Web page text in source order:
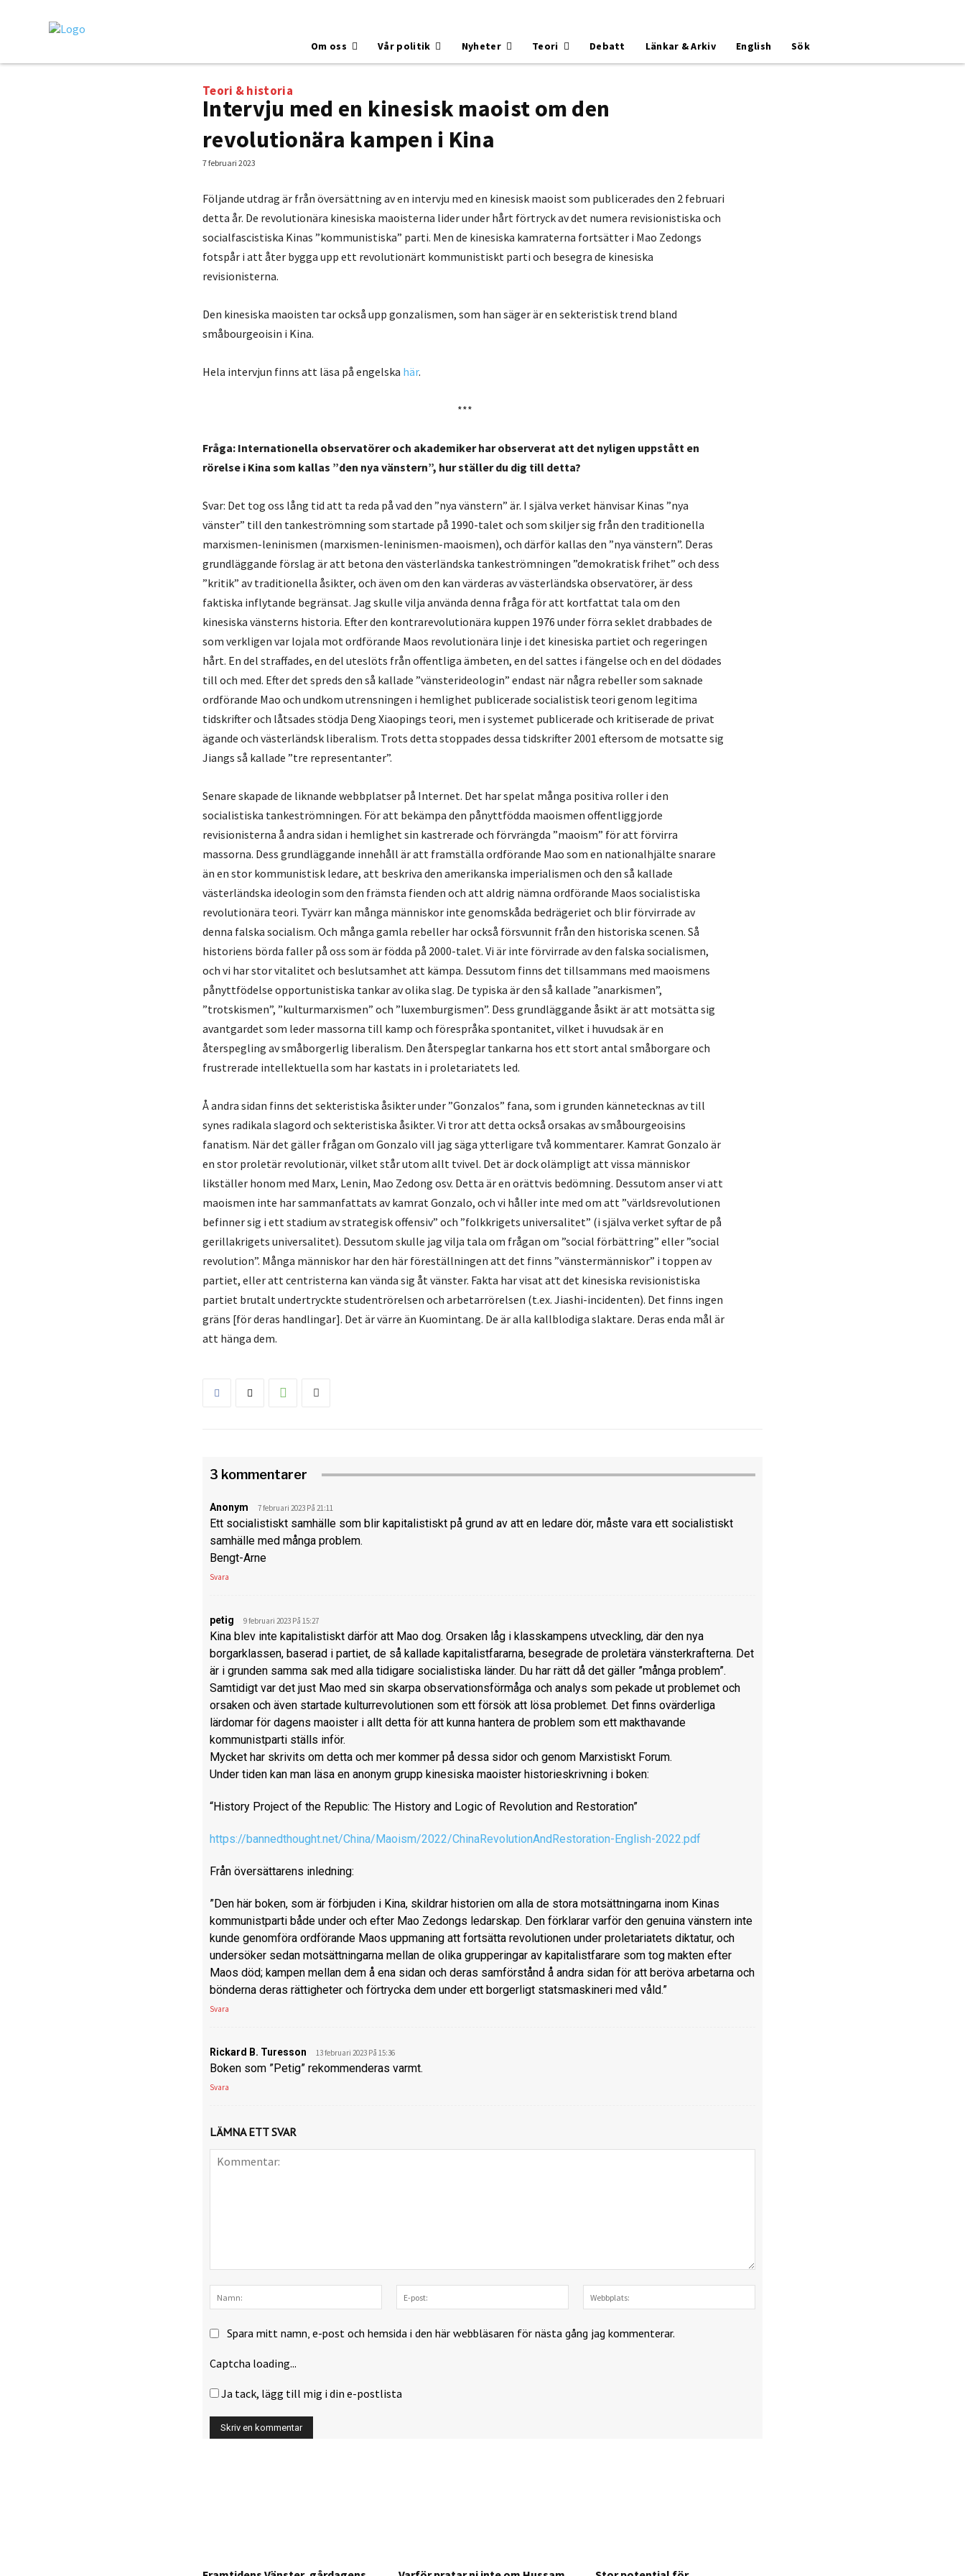
Om oss Vår politik Nyheter Teori Debatt Länkar & Arkiv English Sök
Teori & historia
Intervju med en kinesisk maoist om den
revolutionära kampen i Kina
7 februari 2023
Följande utdrag är från översättning av en intervju med en kinesisk maoist som publicerades den 2 februari
detta år. De revolutionära kinesiska maoisterna lider under hårt förtryck av det numera revisionistiska och
socialfascistiska Kinas ”kommunistiska” parti. Men de kinesiska kamraterna fortsätter i Mao Zedongs
fotspår i att åter bygga upp ett revolutionärt kommunistiskt parti och besegra de kinesiska
revisionisterna.
Den kinesiska maoisten tar också upp gonzalismen, som han säger är en sekteristisk trend bland
småbourgeoisin i Kina.
Hela intervjun finns att läsa på engelska här.
***
Fråga: Internationella observatörer och akademiker har observerat att det nyligen uppstått en
rörelse i Kina som kallas ”den nya vänstern”, hur ställer du dig till detta?
Svar: Det tog oss lång tid att ta reda på vad den ”nya vänstern” är. I själva verket hänvisar Kinas ”nya
vänster” till den tankeströmning som startade på 1990-talet och som skiljer sig från den traditionella
marxismen-leninismen (marxismen-leninismen-maoismen), och därför kallas den ”nya vänstern”. Deras
grundläggande förslag är att betona den västerländska tankeströmningen ”demokratisk frihet” och dess
”kritik” av traditionella åsikter, och även om den kan värderas av västerländska observatörer, är dess
faktiska inflytande begränsat. Jag skulle vilja använda denna fråga för att kortfattat tala om den
kinesiska vänsterns historia. Efter den kontrarevolutionära kuppen 1976 under förra seklet drabbades de
som verkligen var lojala mot ordförande Maos revolutionära linje i det kinesiska partiet och regeringen
hårt. En del straffades, en del uteslöts från offentliga ämbeten, en del sattes i fängelse och en del dödades
till och med. Efter det spreds den så kallade ”vänsterideologin” endast när några rebeller som saknade
ordförande Mao och undkom utrensningen i hemlighet publicerade socialistisk teori genom legitima
tidskrifter och låtsades stödja Deng Xiaopings teori, men i systemet publicerade och kritiserade de privat
ägande och västerländsk liberalism. Trots detta stoppades dessa tidskrifter 2001 eftersom de motsatte sig
Jiangs så kallade ”tre representanter”.
Senare skapade de liknande webbplatser på Internet. Det har spelat många positiva roller i den
socialistiska tankeströmningen. För att bekämpa den pånyttfödda maoismen offentliggjorde
revisionisterna å andra sidan i hemlighet sin kastrerade och förvrängda ”maoism” för att förvirra
massorna. Dess grundläggande innehåll är att framställa ordförande Mao som en nationalhjälte snarare
än en stor kommunistisk ledare, att beskriva den amerikanska imperialismen och den så kallade
västerländska ideologin som den främsta fienden och att aldrig nämna ordförande Maos socialistiska
revolutionära teori. Tyvärr kan många människor inte genomskåda bedrägeriet och blir förvirrade av
denna falska socialism. Och många gamla rebeller har också försvunnit från den historiska scenen. Så
historiens börda faller på oss som är födda på 2000-talet. Vi är inte förvirrade av den falska socialismen,
och vi har stor vitalitet och beslutsamhet att kämpa. Dessutom finns det tillsammans med maoismens
pånyttfödelse opportunistiska tankar av olika slag. De typiska är den så kallade ”anarkismen”,
”trotskismen”, ”kulturmarxismen” och ”luxemburgismen”. Dess grundläggande åsikt är att motsätta sig
avantgardet som leder massorna till kamp och förespråka spontanitet, vilket i huvudsak är en
återspegling av småborgerlig liberalism. Den återspeglar tankarna hos ett stort antal småborgare och
frustrerade intellektuella som har kastats in i proletariatets led.
Å andra sidan finns det sekteristiska åsikter under ”Gonzalos” fana, som i grunden kännetecknas av till
synes radikala slagord och sekteristiska åsikter. Vi tror att detta också orsakas av småbourgeoisins
fanatism. När det gäller frågan om Gonzalo vill jag säga ytterligare två kommentarer. Kamrat Gonzalo är
en stor proletär revolutionär, vilket står utom allt tvivel. Det är dock olämpligt att vissa människor
likställer honom med Marx, Lenin, Mao Zedong osv. Detta är en orättvis bedömning. Dessutom anser vi att
maoismen inte har sammanfattats av kamrat Gonzalo, och vi håller inte med om att ”världsrevolutionen
befinner sig i ett stadium av strategisk offensiv” och ”folkkrigets universalitet” (i själva verket syftar de på
gerillakrigets universalitet). Dessutom skulle jag vilja tala om frågan om ”social förbättring” eller ”social
revolution”. Många människor har den här föreställningen att det finns ”vänstermänniskor” i toppen av
partiet, eller att centristerna kan vända sig åt vänster. Fakta har visat att det kinesiska revisionistiska
partiet brutalt undertryckte studentrörelsen och arbetarrörelsen (t.ex. Jiashi-incidenten). Det finns ingen
gräns [för deras handlingar]. Det är värre än Kuomintang. De är alla kallblodiga slaktare. Deras enda mål är
att hänga dem.
3 kommentarer
Anonym 7 februari 2023 På 21:11
Ett socialistiskt samhälle som blir kapitalistiskt på grund av att en ledare dör, måste vara ett socialistiskt
samhälle med många problem.
Bengt-Arne
Svara
petig 9 februari 2023 På 15:27
Kina blev inte kapitalistiskt därför att Mao dog. Orsaken låg i klasskampens utveckling, där den nya
borgarklassen, baserad i partiet, de så kallade kapitalistfararna, besegrade de proletära vänsterkrafterna. Det
är i grunden samma sak med alla tidigare socialistiska länder. Du har rätt då det gäller ”många problem”.
Samtidigt var det just Mao med sin skarpa observationsförmåga och analys som pekade ut problemet och
orsaken och även startade kulturrevolutionen som ett försök att lösa problemet. Det finns ovärderliga
lärdomar för dagens maoister i allt detta för att kunna hantera de problem som ett makthavande
kommunistparti ställs inför.
Mycket har skrivits om detta och mer kommer på dessa sidor och genom Marxistiskt Forum.
Under tiden kan man läsa en anonym grupp kinesiska maoister historieskrivning i boken:
“History Project of the Republic: The History and Logic of Revolution and Restoration”
https://bannedthought.net/China/Maoism/2022/ChinaRevolutionAndRestoration-English-2022.pdf
Från översättarens inledning:
”Den här boken, som är förbjuden i Kina, skildrar historien om alla de stora motsättningarna inom Kinas
kommunistparti både under och efter Mao Zedongs ledarskap. Den förklarar varför den genuina vänstern inte
kunde genomföra ordförande Maos uppmaning att fortsätta revolutionen under proletariatets diktatur, och
undersöker sedan motsättningarna mellan de olika grupperingar av kapitalistfarare som tog makten efter
Maos död; kampen mellan dem å ena sidan och deras samförstånd å andra sidan för att beröva arbetarna och
bönderna deras rättigheter och förtrycka dem under ett borgerligt statsmaskineri med våld.”
Svara
Rickard B. Turesson 13 februari 2023 På 15:36
Boken som ”Petig” rekommenderas varmt.
Svara
LÄMNA ETT SVAR
Namn:
post:
Spara mitt namn, e-post och hemsida i den här webbläsaren för nästa gång jag kommenterar.
Captcha loading...
Ja tack, lägg till mig i din e-postlista